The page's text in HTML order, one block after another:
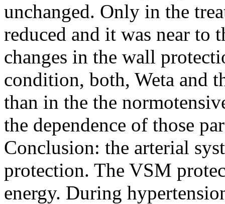
unchanged. Only in the
reduced and it was near to
changes in the wall
condition, both, Weta and
than in the the
the dependence of those
Conclusion: the arterial
protection. The VSM
energy. During